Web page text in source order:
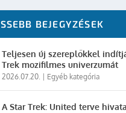
BEJEGYZÉSEK
Teljesen új szereplőkkel
Trek mozifilmes univerzumát
2026.07.20. | Egyéb kategória
A Star Trek: United terve